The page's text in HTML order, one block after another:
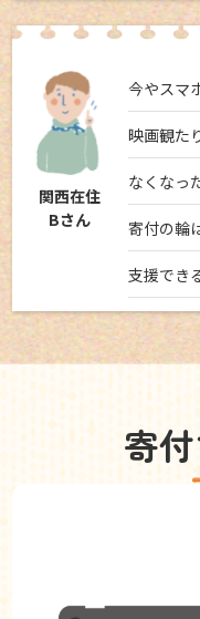
関西在住
Bさん
今やスマ
映画観た
なくなっ
寄付の輪
支援でき
寄